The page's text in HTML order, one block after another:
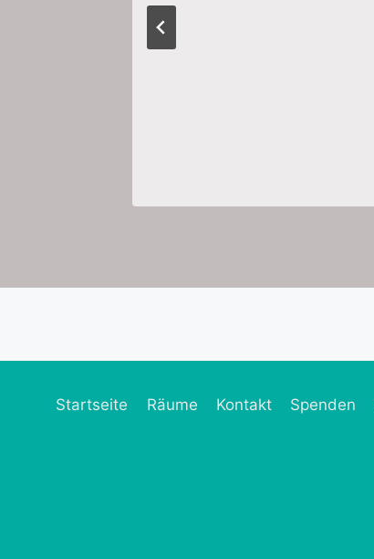
Startseite Räume Kontakt Spenden